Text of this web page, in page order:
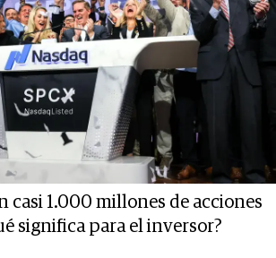
casi 1.000 millones de acciones
significa para el inversor?